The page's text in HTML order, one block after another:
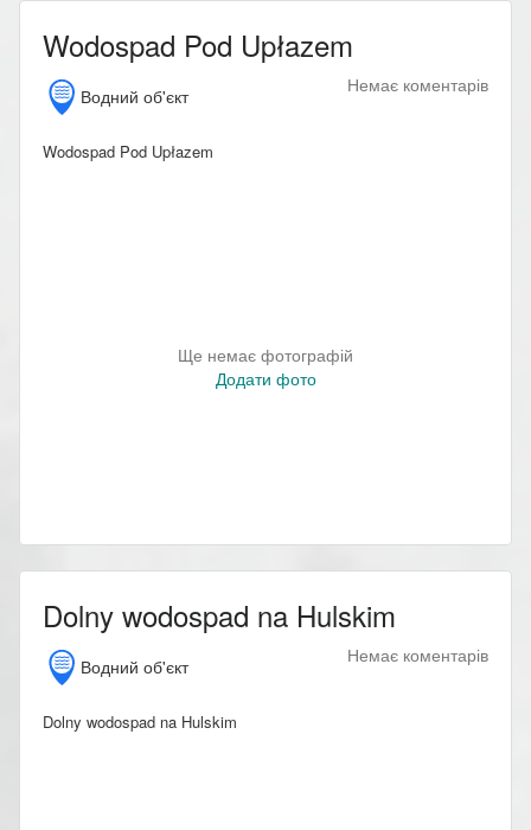
Wodospad Pod Upłazem
Водний об'єкт
Немає коментарів
Wodospad Pod Upłazem
Ще немає фотографій
Додати фото
Dolny wodospad na Hulskim
Водний об'єкт
Немає коментарів
Dolny wodospad na Hulskim